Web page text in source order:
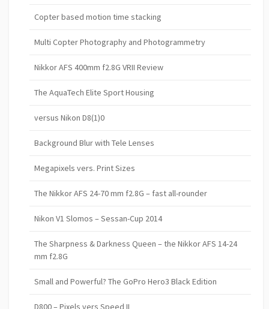
Copter based motion time stacking
Multi Copter Photography and Photogrammetry
Nikkor AFS 400mm f2.8G VRII Review
The AquaTech Elite Sport Housing
versus Nikon D8(1)0
Background Blur with Tele Lenses
Megapixels vers. Print Sizes
The Nikkor AFS 24-70 mm f2.8G – fast all-rounder
Nikon V1 Slomos – Sessan-Cup 2014
The Sharpness & Darkness Queen – the Nikkor AFS 14-24
mm f2.8G
Small and Powerful? The GoPro Hero3 Black Edition
D800 – Pixels vers Speed II